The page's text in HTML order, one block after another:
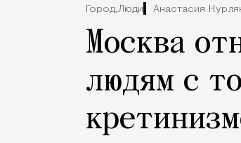
Город,Люди Анастасия
Москва
людям с